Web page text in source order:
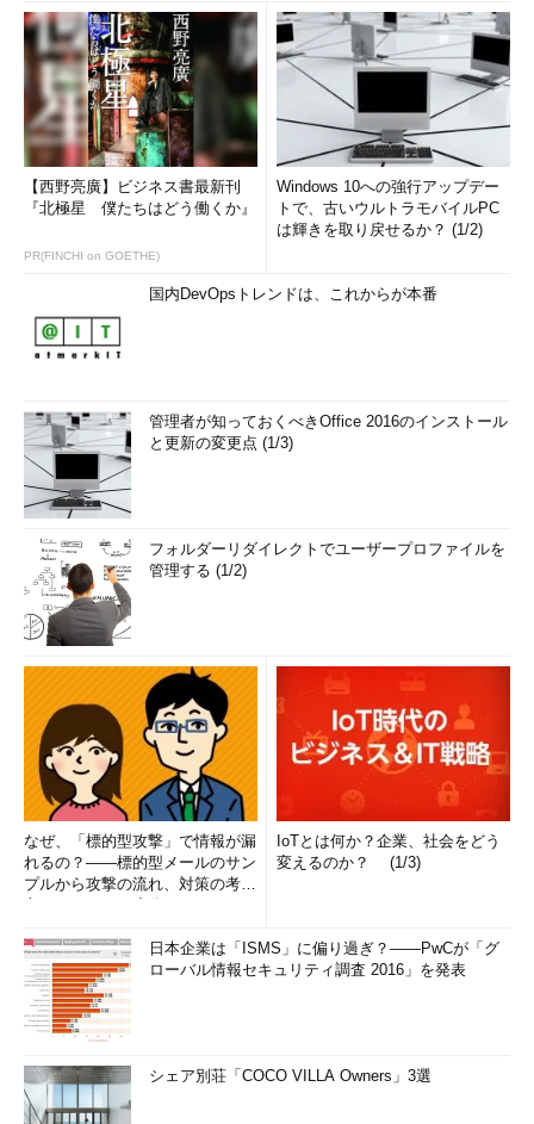
（1）これを選ぶ。
（2）先ほど作成したOSディスクを選ぶ。
（3）これをクリックしてウィザードを進める。あとは通
常の仮想マシン作成と同じ手順でよい。
なお、仮想マシンと同時にクラウドサービスも作成する場合、
元のクラウドサービスとは別の名前を指定する必要がある。同じ
名前を指定すると重複と見なされてエラーになるからだ。
●仮想マシンのカスタムイメージを移行する
海外リージョンでカスタムイメージから仮想マシンを作成して
いた場合は、そのカスタムイメージを日本リージョンにコピー
し、そこから同じ手順で仮想マシンを作成すればよい。大まかな
【海外リージョン】カスタムイメージのURLを取得する
カスタムイメージを日本リージョンへコピーする
【日本リージョン】カスタムイメージを登録する
成する
■【海外リージョン】カスタムイメージのURLを取得する
を確認する。管理コンソールの左メニューから［仮想マシン］－
［イメージ］とクリックし、表示されたイメージ一覧から対象の
カスタムイメージを見つける。その［場所］列のURLをメモす
る。
カスタムイメージのURLを取得する
（1）これを対象のカスタムイメージとする。
たアイコンが表示される。クリックすると対象のカスタムイ
メージのURLがクリップボードにコピーされるので、メモし
【西野亮廣】ビジネス書最新刊
『北極星 僕たちはどう働くか』
PR(FINCHI on GOETHE)
Windows 10への強行アップデー
トで、古いウルトラモバイルPC
は輝きを取り戻せるか？ (1/2)
国内DevOpsトレンドは、これからが本番
管理者が知っておくべきOffice 2016のインストール
と更新の変更点 (1/3)
フォルダーリダイレクトでユーザープロファイルを
管理する (1/2)
なぜ、「標的型攻撃」で情報が漏
れるの？――標的型メールのサン
プルから攻撃の流れ、対策の考え
IoTとは何か？企業、社会をどう
変えるのか？ (1/3)
日本企業は「ISMS」に偏り過ぎ？――PwCが「グ
ローバル情報セキュリティ調査 2016」を発表
シェア別荘「COCO VILLA Owners」3選